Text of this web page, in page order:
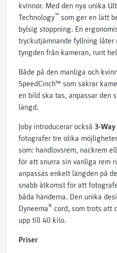
kvinnor. Med den nya unika
Technology™ som ger en lätt
bylsig stoppning. En
tryckutjämnande fyllning låter
tyngden från kameran, runt
Både på den manliga och
SpeedCinch™ som säkrar
en bild ska tas, anpassar
längd.
Joby introducerar också 3-
fotografer tre olika
som: handlovsrem, nackrem
för att snurra sin vanliga rem
anpassas enkelt längden på
snabb åtkomst för att
båda händerna. Den unika
Dyneema® cord, som trots att
upp till 40 kilo.
Priser